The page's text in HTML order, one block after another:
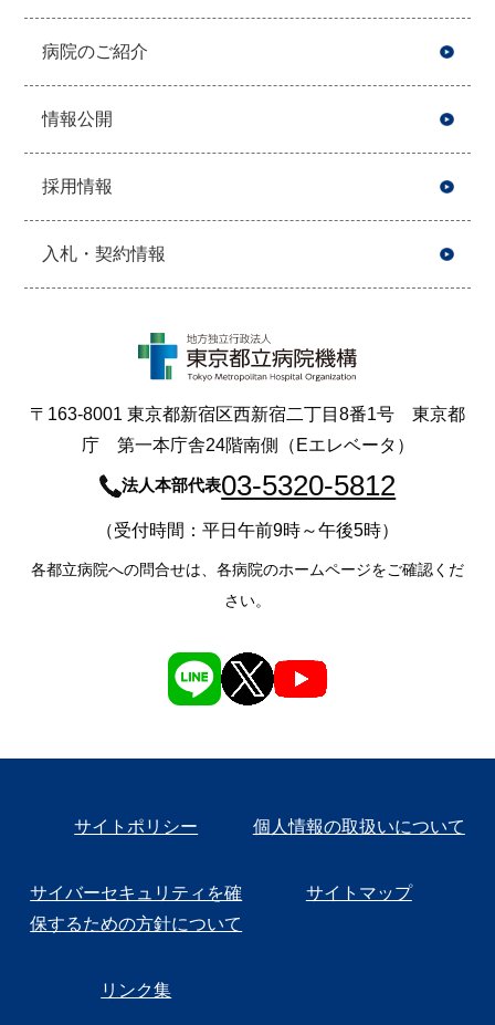
病院のご紹介
情報公開
採用情報
入札・契約情報
〒163-8001 東京都新宿区西新宿二丁目8番1号 東京都
庁 第一本庁舎24階南側（Eエレベータ）
法人本部代表03-5320-5812
（受付時間：平日午前9時～午後5時）
各都立病院への問合せは、各病院のホームページをご確認くだ
さい。
サイトポリシー 個人情報の取扱いについて
サイバーセキュリティを確
保するための方針について
サイトマップ
リンク集